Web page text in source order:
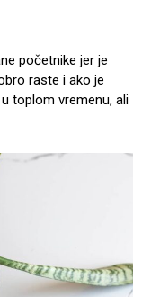
početnike jer je
raste i ako je
toplom vremenu, ali